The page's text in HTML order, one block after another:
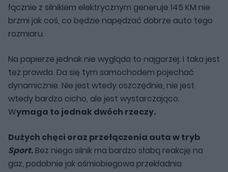
łącznie z silnikiem elektrycznym generuje 145 KM nie
brzmi jak coś, co będzie napędzać dobrze auto tego
rozmiaru.
Na papierze jednak nie wygląda to najgorzej. I taka jest
też prawda. Da się tym samochodem pojechać
dynamicznie. Nie jest wtedy oszczędnie, nie jest
wtedy bardzo cicho, ale jest wystarczająco.
Wymaga to jednak dwóch rzeczy.
Dużych chęci oraz przełączenia auta w tryb
Sport. Bez niego silnik ma bardzo słabą reakcję na
gaz, podobnie jak ośmiobiegowa przekładnia